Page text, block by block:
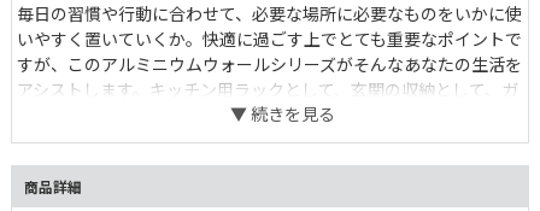
毎日の習慣や行動に合わせて、必要な場所に必要なものをいかに使
いやすく置いていくか。快適に過ごす上でとても重要なポイントで
すが、このアルミニウムウォールシリーズがそんなあなたの生活を
アシストします。キッチン用ラックとして、玄関の収納として、ガ
レージの工具入れとして、アルミ素材なのでどんな場面でも活用で
きます。上のラック部分は折りたたむことが出来るので、用途に合
わせて使い分けてください。
商品詳細